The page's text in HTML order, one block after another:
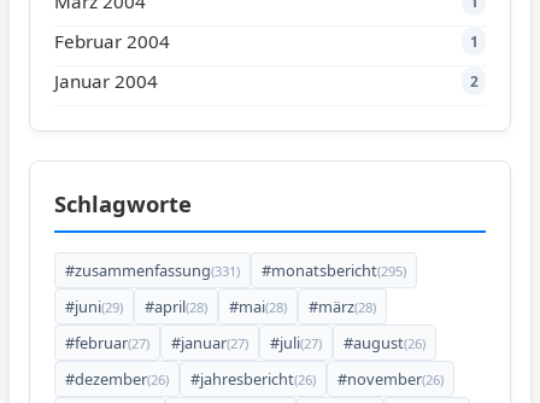
Februar 2004 1
Januar 2004 2
Schlagworte
#zusammenfassung(331) #monatsbericht(295)
#juni(29) #april(28) #mai(28) #märz(28)
#februar(27) #januar(27) #juli(27) #august(26)
#dezember(26) #jahresbericht(26) #november(26)